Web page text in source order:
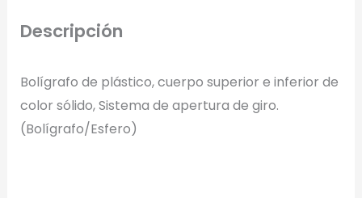
Descripción
Bolígrafo de plástico, cuerpo superior e inferior de
color sólido, Sistema de apertura de giro.
(Bolígrafo/Esfero)